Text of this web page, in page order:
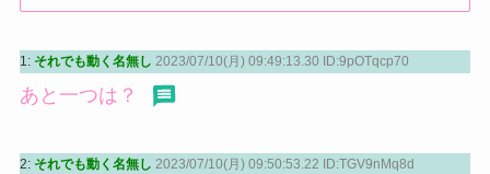
1: それでも動く名無し 2023/07/10(月) 09:49:13.30 ID:9pOTqcp70
あと一つは？
2: それでも動く名無し 2023/07/10(月) 09:50:53.22 ID:TGV9nMq8d